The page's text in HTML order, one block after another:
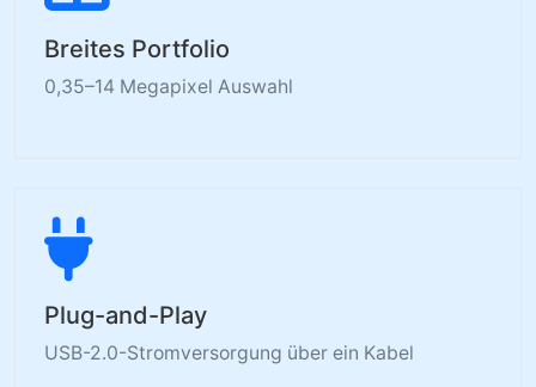
Breites Portfolio
0,35–14 Megapixel Auswahl
Plug-and-Play
USB-2.0-Stromversorgung über ein Kabel